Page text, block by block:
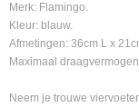
Merk: Flamingo.
Kleur: blauw.
Afmetingen: 36cm L x
Maximaal
Neem je trouwe